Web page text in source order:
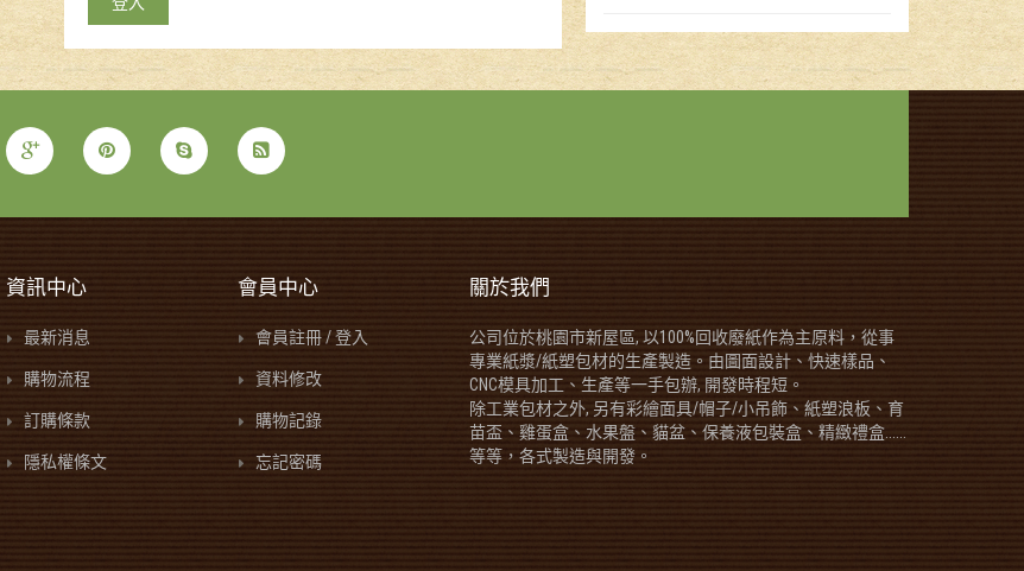
資訊中心
最新消息
購物流程
訂購條款
隱私權條文
會員中心
會員註冊 / 登入
資料修改
購物記錄
忘記密碼
關於我們
公司位於桃園市新屋區, 以100%回收廢紙作為主原料，從事
專業紙漿/紙塑包材的生產製造。由圖面設計、快速樣品、
CNC模具加工、生產等一手包辦, 開發時程短。
除工業包材之外, 另有彩繪面具/帽子/小吊飾、紙塑浪板、育
苗盃、雞蛋盒、水果盤、貓盆、保養液包裝盒、精緻禮盒......
等等，各式製造與開發。